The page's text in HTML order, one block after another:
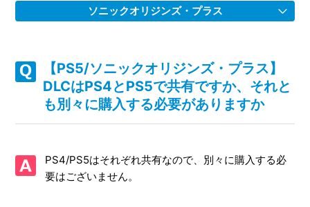
ソニックオリジンズ・プラス
ル）はどこかで見られますか
【PS5/ソニックオリジンズ・プラス】Steam／Epic Games
Store 版の問い合わせ先はどこですか
面写真を、動画サイト／SNS等で公開してもいいですか
【PS5/ソニックオリジンズ・プラス】
DLCはPS4とPS5で共有ですか、それと
も別々に購入する必要がありますか
PS4/PS5はそれぞれ共有なので、別々に購入する必
要はございません。